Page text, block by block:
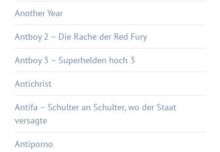
Another Year
Antboy 2 – Die Rache der Red Fury
Antboy 3 – Superhelden hoch 3
Antichrist
Antifa – Schulter an Schulter, wo der Staat
versagte
Antiporno